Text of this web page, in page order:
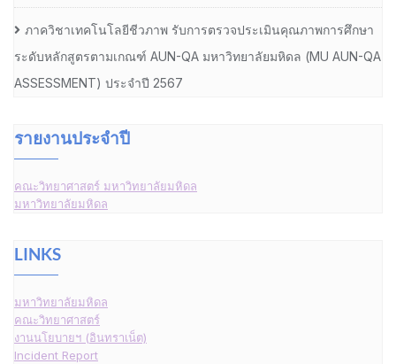
ภาควิชาเทคโนโลยีชีวภาพ รับการตรวจประเมินคุณภาพการศึกษา
ระดับหลักสูตรตามเกณฑ์ AUN-QA มหาวิทยาลัยมหิดล (MU AUN-QA
ASSESSMENT) ประจำปี 2567
รายงานประจำปี
คณะวิทยาศาสตร์ มหาวิทยาลัยมหิดล
มหาวิทยาลัยมหิดล
LINKS
มหาวิทยาลัยมหิดล
คณะวิทยาศาสตร์
งานนโยบายฯ (อินทราเน็ต)
Incident Report